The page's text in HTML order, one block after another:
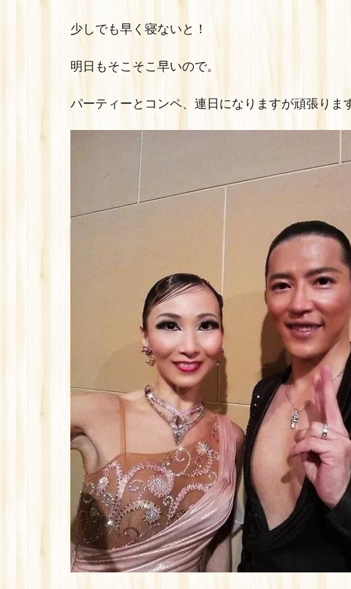
少しでも早く寝ないと！
明日もそこそこ早いので。
パーティーとコンペ、連日になりますが頑張りま